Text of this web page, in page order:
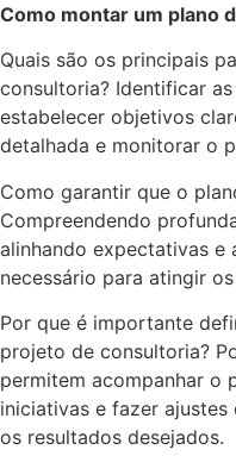
Como montar um plano
Quais são os principais
consultoria? Identificar
estabelecer objetivos
detalhada e monitorar o
Como garantir que o
Compreendendo
alinhando expectativas e
necessário para atingir
Por que é importante
projeto de consultoria?
permitem acompanhar o
iniciativas e fazer
os resultados desejados.